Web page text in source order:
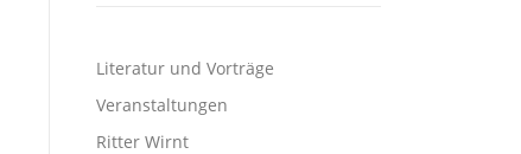
Literatur und Vorträge
Veranstaltungen
Ritter Wirnt